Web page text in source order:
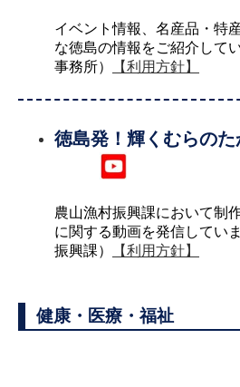
イベント情報、名産品・特
な徳島の情報をご紹介して
事務所）
【利用方針】
徳島発！輝くむらの
農山漁村振興課において制
に関する動画を発信してい
振興課）
【利用方針】
健康・医療・福祉